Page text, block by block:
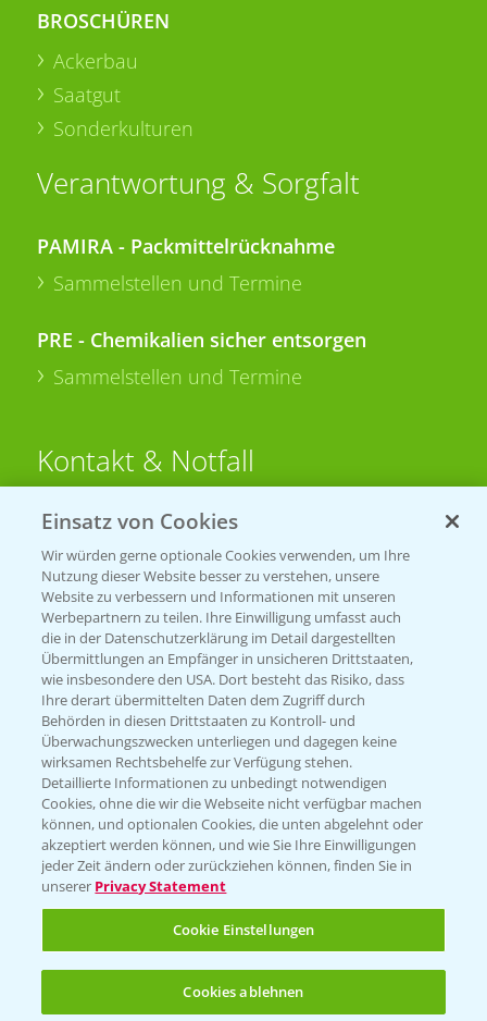
BROSCHÜREN
Ackerbau
Saatgut
Sonderkulturen
Verantwortung & Sorgfalt
PAMIRA - Packmittelrücknahme
Sammelstellen und Termine
PRE - Chemikalien sicher entsorgen
Sammelstellen und Termine
Kontakt & Notfall
Beratung auf WhatsApp
T.+49 (0)174 346 564 1
KONTAKT
Hilfe in Notfällen
T.+49 (0)214/30-20220
Folgen Sie uns
Einsatz von Cookies
Wir würden gerne optionale Cookies verwenden, um Ihre
Nutzung dieser Website besser zu verstehen, unsere
Website zu verbessern und Informationen mit unseren
Werbepartnern zu teilen. Ihre Einwilligung umfasst auch
die in der Datenschutzerklärung im Detail dargestellten
Übermittlungen an Empfänger in unsicheren Drittstaaten,
wie insbesondere den USA. Dort besteht das Risiko, dass
Ihre derart übermittelten Daten dem Zugriff durch
Behörden in diesen Drittstaaten zu Kontroll- und
Überwachungszwecken unterliegen und dagegen keine
wirksamen Rechtsbehelfe zur Verfügung stehen.
Detaillierte Informationen zu unbedingt notwendigen
Cookies, ohne die wir die Webseite nicht verfügbar machen
können, und optionalen Cookies, die unten abgelehnt oder
akzeptiert werden können, und wie Sie Ihre Einwilligungen
jeder Zeit ändern oder zurückziehen können, finden Sie in
unserer Privacy Statement
Cookie Einstellungen
Cookies ablehnen